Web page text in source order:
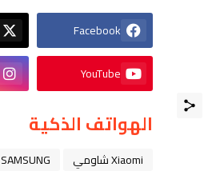
Facebook
YouTube
الهواتف الذكية
Xiaomi شاومي SAMSUNG